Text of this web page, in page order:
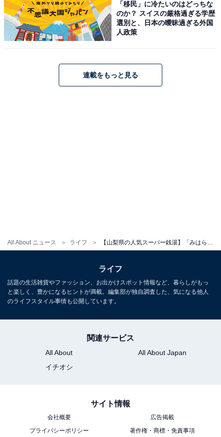
All About ニュース ライフ
「移民」に冷たいのはどっちな
のか？ スイスの厳格過ぎる学歴
選別と、日本の曖昧過ぎる外国
人政策
連載をもっと見る
ライフ
話題の生活雑貨やファッション、お出かけスポット情報など、暮らしがもっ
と楽しく、豊かになるヒントが満載。編集部が独自調査した、気になる他人
のライフスタイル事情も公開しています。
関連サービス
All About
All About Japan
イチオシ
サイト情報
会社概要
広告掲載
プライバシーポリシー
著作権・商標・免責事項